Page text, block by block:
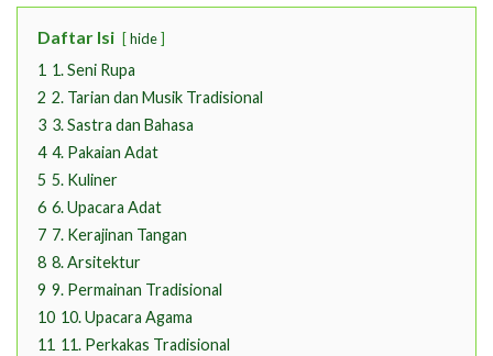
Daftar Isi hide
1 1. Seni Rupa
2 2. Tarian dan Musik Tradisional
3 3. Sastra dan Bahasa
4 4. Pakaian Adat
5 5. Kuliner
6 6. Upacara Adat
7 7. Kerajinan Tangan
8 8. Arsitektur
9 9. Permainan Tradisional
10 10. Upacara Agama
11 11. Perkakas Tradisional